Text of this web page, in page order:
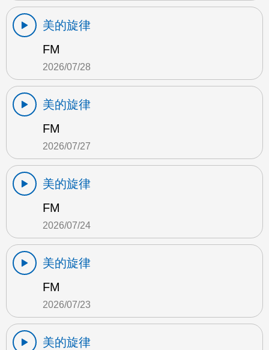
美的旋律
FM
2026/07/28
美的旋律
FM
2026/07/27
美的旋律
FM
2026/07/24
美的旋律
FM
2026/07/23
美的旋律